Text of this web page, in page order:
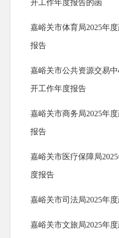
开工作年度报告的函
嘉峪关市体育局2025年
报告
嘉峪关市公共资源交易
开工作年度报告
嘉峪关市商务局2025年
报告
嘉峪关市医疗保障局
度报告
嘉峪关市司法局2025年
嘉峪关市文旅局2025年